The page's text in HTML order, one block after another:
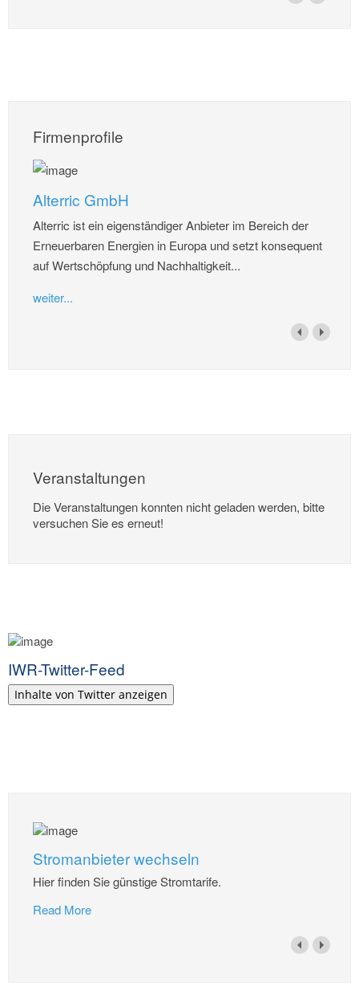
Firmenprofile
Alterric GmbH
Alterric ist ein eigenständiger Anbieter im Bereich der
Erneuerbaren Energien in Europa und setzt konsequent
auf Wertschöpfung und Nachhaltigkeit...
weiter...
Veranstaltungen
Die Veranstaltungen konnten nicht geladen werden, bitte
versuchen Sie es erneut!
IWR-Twitter-Feed
Inhalte von Twitter anzeigen
Stromanbieter wechseln
Hier finden Sie günstige Stromtarife.
Read More